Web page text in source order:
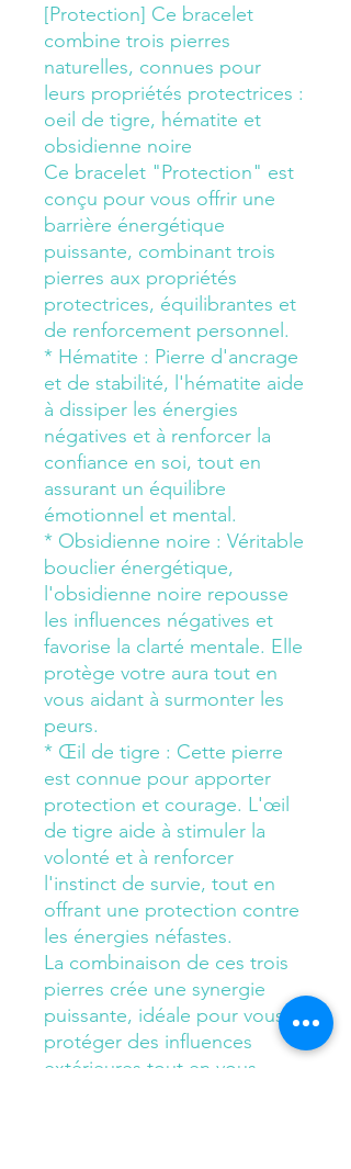
[Protection] Ce bracelet
combine trois pierres
naturelles, connues pour
leurs propriétés protectrices :
oeil de tigre, hématite et
obsidienne noire
Ce bracelet "Protection" est
conçu pour vous offrir une
barrière énergétique
puissante, combinant trois
pierres aux propriétés
protectrices, équilibrantes et
de renforcement personnel.
* Hématite : Pierre d'ancrage
et de stabilité, l'hématite aide
à dissiper les énergies
négatives et à renforcer la
confiance en soi, tout en
assurant un équilibre
émotionnel et mental.
* Obsidienne noire : Véritable
bouclier énergétique,
l'obsidienne noire repousse
les influences négatives et
favorise la clarté mentale. Elle
protège votre aura tout en
vous aidant à surmonter les
peurs.
* Œil de tigre : Cette pierre
est connue pour apporter
protection et courage. L'œil
de tigre aide à stimuler la
volonté et à renforcer
l'instinct de survie, tout en
offrant une protection contre
les énergies néfastes.
La combinaison de ces trois
pierres crée une synergie
puissante, idéale pour vous
protéger des influences
extérieures tout en vous